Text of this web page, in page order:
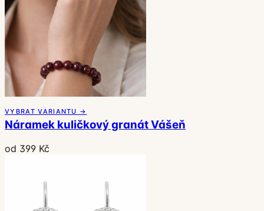
VYBRAT VARIANTU →
Náramek kuličkový granát Vášeň
od 399 Kč